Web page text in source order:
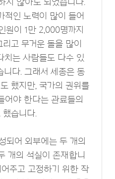
지 않아도 되었습니다.
적인 노력이 많이 들어
원이 1만 2,000명까지
고 무거운 돌을 많이
치는 사람들도 다수 있
니다. 그래서 세종은 동
했지만, 국가의 권위를
어야 한다는 관료들의
습니다.
되어 외부에는 두 개의
개의 석실이 존재합니
주고 고정하기 위한 작